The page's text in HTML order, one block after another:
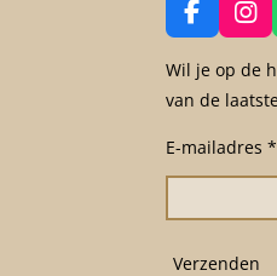
F
a
c
e
o
o
I
n
s
t
g
r
m
Wil je op de
van de
E-mailadres *
Verzenden